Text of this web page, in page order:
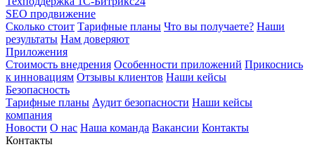
SEO продвижение
Сколько стоит Тарифные планы Что вы получаете? Наши
результаты Нам доверяют
Приложения
Стоимость внедрения Особенности приложений Прикоснись
к инновациям Отзывы клиентов Наши кейсы
Безопасность
Тарифные планы Аудит безопасности Наши кейсы
компания
Новости О нас Наша команда Вакансии Контакты
Контакты